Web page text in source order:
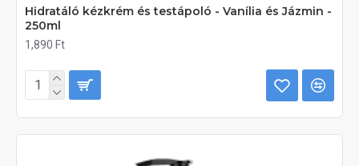
Hidratáló kézkrém és testápoló - Vanília és Jázmin -
250ml
1,890 Ft